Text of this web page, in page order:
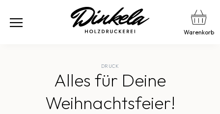
Warenkorb
DRUCK
Alles für Deine
Weihnachtsfeier!